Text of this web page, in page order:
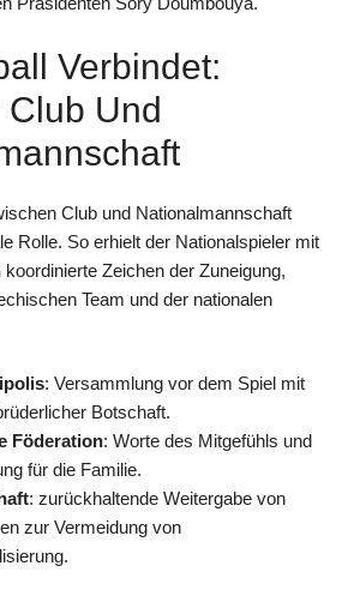
Verbindet:
Und
Club und Nationalmannschaft
Rolle. So erhielt der Nationalspieler mit
koordinierte Zeichen der Zuneigung,
Team und der nationalen
: Versammlung vor dem Spiel mit
Botschaft.
Föderation: Worte des Mitgefühls und
für die Familie.
: zurückhaltende Weitergabe von
zur Vermeidung von